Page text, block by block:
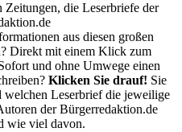
die Leserbriefe der
aus diesen großen
Direkt mit einem Klick zum
und ohne Umwege einen
Klicken Sie drauf! Sie
welchen Leserbrief die jeweilige
der Bürgerredaktion.de
wie viel davon.